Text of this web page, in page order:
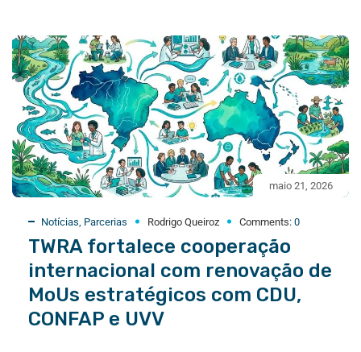
maio 21, 2026
Notícias Parcerias Rodrigo Queiroz Comments: 0
TWRA fortalece cooperação
internacional com renovação de
MoUs estratégicos com CDU,
CONFAP e UVV